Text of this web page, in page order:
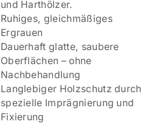
und Harthölzer.
Ruhiges, gleichmäßiges
Ergrauen
Dauerhaft glatte, saubere
Oberflächen – ohne
Nachbehandlung
Langlebiger Holzschutz durch
spezielle Imprägnierung und
Fixierung